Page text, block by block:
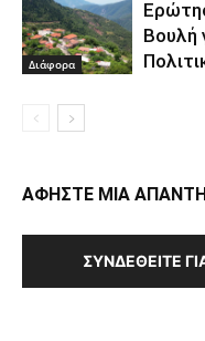
Διάφορα
Βουλή
ΑΦΗΣΤΕ ΜΙΑ
ΣΥΝΔΕΘΕΊΤΕ